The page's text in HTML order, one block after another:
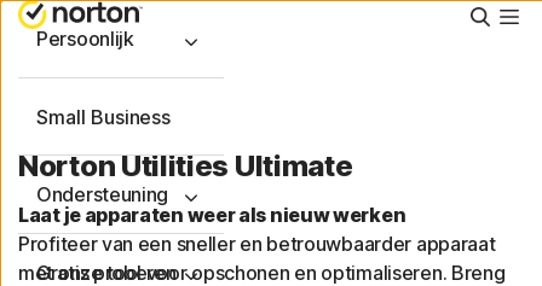
Persoonlijk
Small Business
Ondersteuning
Gratis proberen
Norton Utilities Ultimate
Laat je apparaten weer als nieuw werken
Profiteer van een sneller en betrouwbaarder apparaat
met onze tool voor opschonen en optimaliseren. Breng